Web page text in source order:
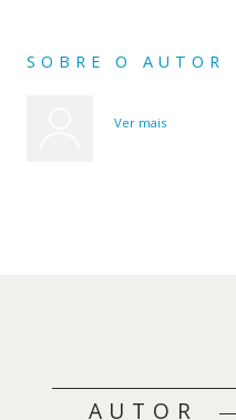
SOBRE O AUTOR
Ver mais
AUTOR